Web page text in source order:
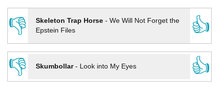
👎
Skeleton Trap Horse- We Will Not Forget the
Epstein Files
👍
👎
Skumbollar- Look into My Eyes
👍